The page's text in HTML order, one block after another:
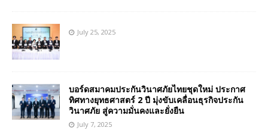
July 25, 2025
บอร์ดสมาคมประกันวินาศภัยไทยชุดใหม่ ประกาศ
ทิศทางยุทธศาสตร์ 2 ปี มุ่งขับเคลื่อนธุรกิจประกัน
วินาศภัย สู่ความมั่นคงและยั่งยืน
July 7, 2025